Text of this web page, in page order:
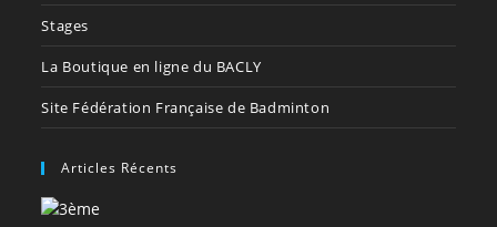
Stages
La Boutique en ligne du BACLY
Site Fédération Française de Badminton
Articles Récents